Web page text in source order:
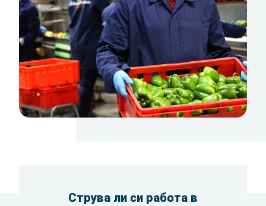
Струва ли си работа в